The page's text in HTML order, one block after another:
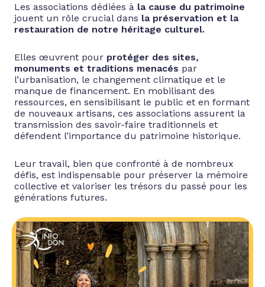
Les associations dédiées à la cause du patrimoine
jouent un rôle crucial dans la préservation et la
restauration de notre héritage culturel.
Elles œuvrent pour protéger des sites,
monuments et traditions menacés par
l’urbanisation, le changement climatique et le
manque de financement. En mobilisant des
ressources, en sensibilisant le public et en formant
de nouveaux artisans, ces associations assurent la
transmission des savoir-faire traditionnels et
défendent l’importance du patrimoine historique.
Leur travail, bien que confronté à de nombreux
défis, est indispensable pour préserver la mémoire
collective et valoriser les trésors du passé pour les
générations futures.